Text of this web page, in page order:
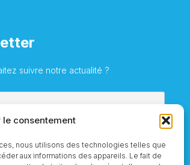
le consentement
nous utilisons des technologies telles que
aux informations des appareils. Le fait de
suivre notre actualité ?